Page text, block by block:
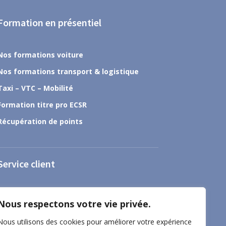
respectons votre vie privée.
utilisons des cookies pour améliorer votre expérience
en présentiel
formations voiture
formations transport & logistique
– VTC – Mobilité
titre pro ECSR
de points
client
contacter